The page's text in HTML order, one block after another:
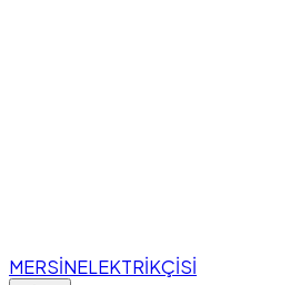
MERSİNELEKTRİKÇİSİ